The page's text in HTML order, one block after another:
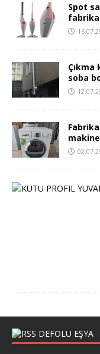
Spot
soba
DEFOLU EŞYA